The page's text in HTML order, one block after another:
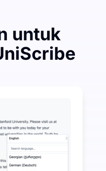
untuk
menit transkripsi
Selain Audio-ke-Teks
ringkasan, peta